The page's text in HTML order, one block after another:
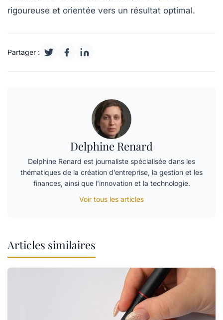
rigoureuse et orientée vers un résultat optimal.
Partager :
Delphine Renard
Delphine Renard est journaliste spécialisée dans les
thématiques de la création d’entreprise, la gestion et les
finances, ainsi que l’innovation et la technologie.
Voir tous les articles
Articles similaires